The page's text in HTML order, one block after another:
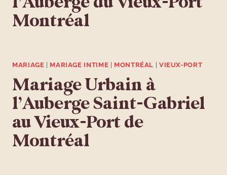
Montréal
MARIAGE MARIAGE INTIME MONTRÉAL VIEUX-PORT
Mariage Urbain à
l’Auberge Saint-Gabriel
au Vieux-Port de
Montréal